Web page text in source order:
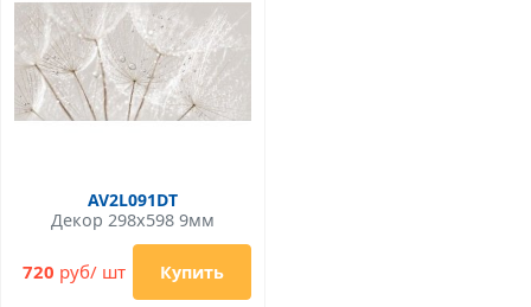
AV2L091DT
Декор 298x598 9мм
720 руб/ шт Купить